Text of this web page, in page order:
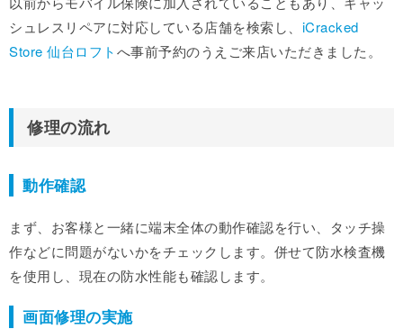
シュレスリペアに対応している店舗を検索し、 iCracked
Store 仙台ロフトへ事前予約のうえご来店いただきました。
修理の流れ
動作確認
まず、お客様と一緒に端末全体の動作確認を行い、タッチ操
作などに問題がないかをチェックします。併せて防水検査機
を使用し、現在の防水性能も確認します。
画面修理の実施